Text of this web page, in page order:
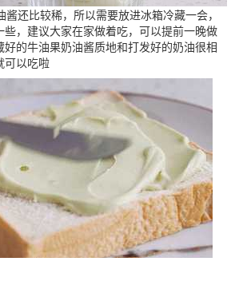
还比较稀，所以需要放进冰箱冷藏一会，
，建议大家在家做着吃，可以提前一晚做
的牛油果奶油酱质地和打发好的奶油很相
可以吃啦